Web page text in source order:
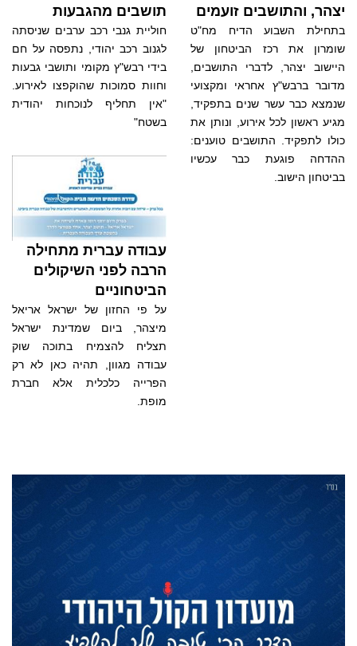
יצהר, והתושבים זועמים
בתחילת השבוע הדיח מח"ט
שומרון את רכז הביטחון של
היישוב יצהר, לדברי התושבים,
מדובר ברבש"ץ אחראי ומקצועי
שנמצא כבר עשר שנים בתפקיד,
מגיע ראשון לכל אירוע, ונותן את
כולו לתפקיד. התושבים טוענים:
ההדחה פוגעת כבר עכשיו
בביטחון הישוב.
תושבים מהגבעות
חוליית גנבי רכב ערבים שניסתה
לגנוב רכב יהודי, נתפסה על חם
בידי רבש"ץ מקומי ותושבי גבעות
וחוות סמוכות שהוקפצו לאירוע.
"אין תחליף לנוכחות יהודית
בשטח"
עבודה עברית מתחילה
הרבה לפני השיקולים
הביטחוניים
על פי החזון של ישראל אריאל
מיצהר, ביום שמדינת ישראל
תצליח להצמיח בתוכה שוק
עבודה מגוון, תהיה כאן לא רק
הפרייה כלכלית אלא חברת
מופת.